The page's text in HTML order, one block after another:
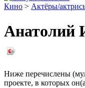
Кино > Актёры/
Анатолий
Ниже перечислены
проекте, в которых